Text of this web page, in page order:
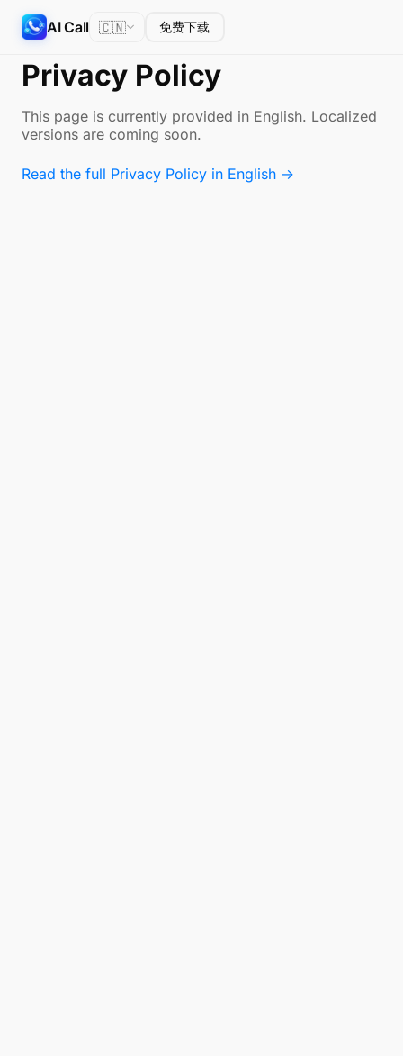
AI Call 🇨🇳 免费下载
Privacy Policy
This page is currently provided in English. Localized
versions are coming soon.
Read the full Privacy Policy in English →